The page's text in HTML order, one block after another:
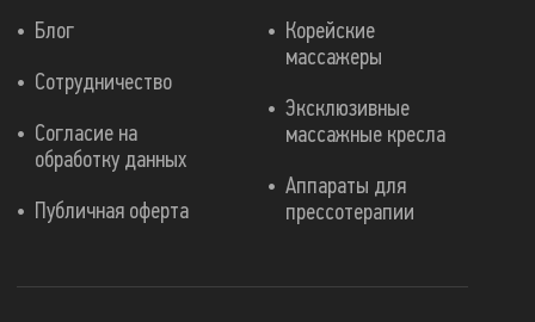
Корейские
массажеры
Эксклюзивные
массажные кресла
Аппараты для
прессотерапии
Блог
Сотрудничество
Согласие на
обработку данных
Публичная оферта